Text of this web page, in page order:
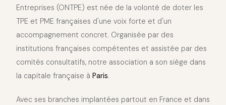
Entreprises (ONTPE) est née de la volonté de doter les
TPE et PME françaises d'une voix forte et d'un
accompagnement concret. Organisée par des
institutions françaises compétentes et assistée par des
comités consultatifs, notre association a son siège dans
la capitale française à Paris.
Avec ses branches implantées partout en France et dans